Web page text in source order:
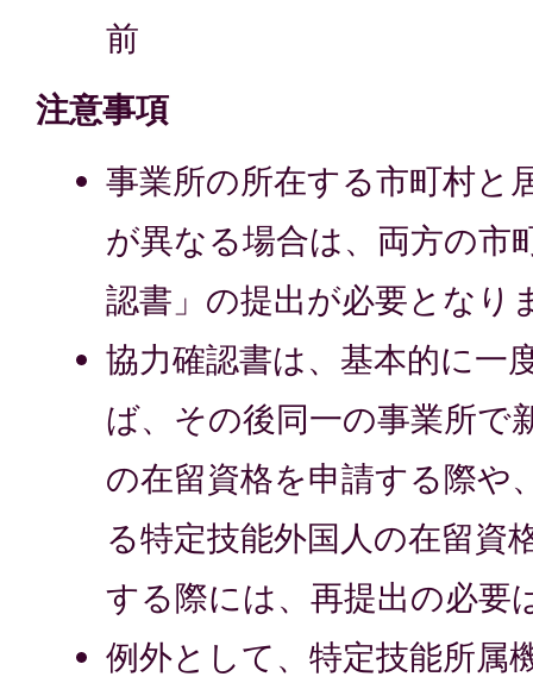
前
注意事項
事業所の所在する市町村と
が異なる場合は、両方の市
認書」の提出が必要となり
協力確認書は、基本的に一
ば、その後同一の事業所で
の在留資格を申請する際や
る特定技能外国人の在留資
する際には、再提出の必要
例外として、特定技能所属